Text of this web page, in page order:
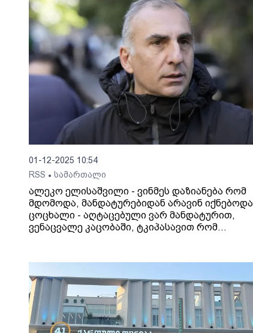
01-12-2025 10:54
RSS • სამართალი
ალეკო ელისაშვილი - ვინმეს დაზიანება რომ
მდომოდა, მანდატურებიდან არავინ იქნებოდა
ცოცხალი - აღტაცებული ვარ მანდატურით,
ვენაცვალე კაცობაში, ტკიპასავით რომ
ჩამიდენია